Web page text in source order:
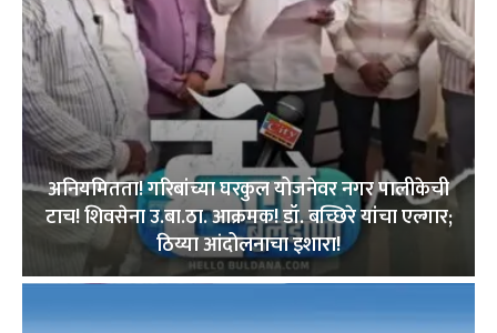
अनियमितता! गरिबांच्या घरकुल योजनेवर नगर पालीकेची
टाच! शिवसेना उ.बा.ठा. आक्रमक! डॉ. बच्छिरे यांचा एल्गार;
ठिय्या आंदोलनाचा इशारा!